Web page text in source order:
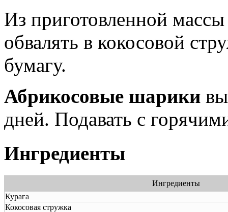
Из приготовленной
обвалять в кокосовой
бумагу.
Абрикосовые шарики
дней. Подавать с
Ингредиенты
Ингредиенты
Курага
Кокосовая стружка